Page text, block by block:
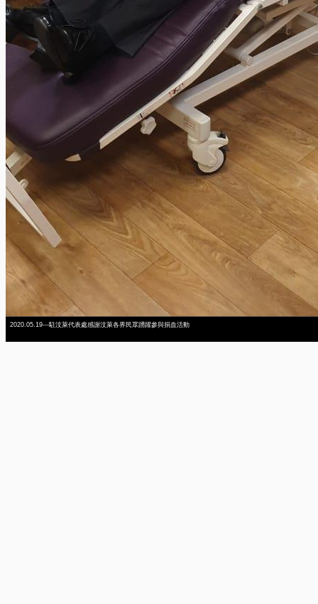
2020.05.19---駐汶萊代表處感謝汶萊各界民眾踴躍參與捐血活動